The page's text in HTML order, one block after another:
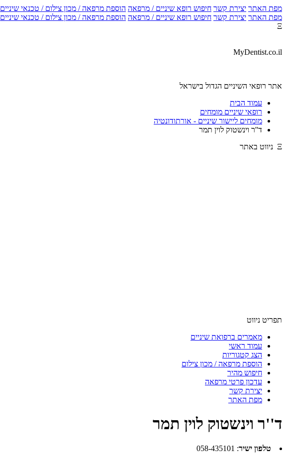
מפת האתר יצירת קשר חיפוש רופא שיניים / מרפאה הוספת מרפאה / מכון צילום / טכנאי שיניים
מפת האתר יצירת קשר חיפוש רופא שיניים / מרפאה הוספת מרפאה / מכון צילום / טכנאי שיניים
Ξ
MyDentist.co.il
אתר רופאי השיניים הגדול בישראל
עמוד הבית
רופאי שיניים מומחים
מומחים ליישור שיניים - אורתודונטיה
ד''ר וינשטוק לוין תמר
Ξ ניווט באתר
תפריט ניווט
מאמרים ברפואת שיניים
עמוד ראשי
הצג קטגוריות
הוספת מרפאה / מכון צילום
חיפוש מהיר
עדכון פרטי מרפאה
יצירת קשר
מפת האתר
ד''ר וינשטוק לוין תמר
טלפון ישיר:
058-435101